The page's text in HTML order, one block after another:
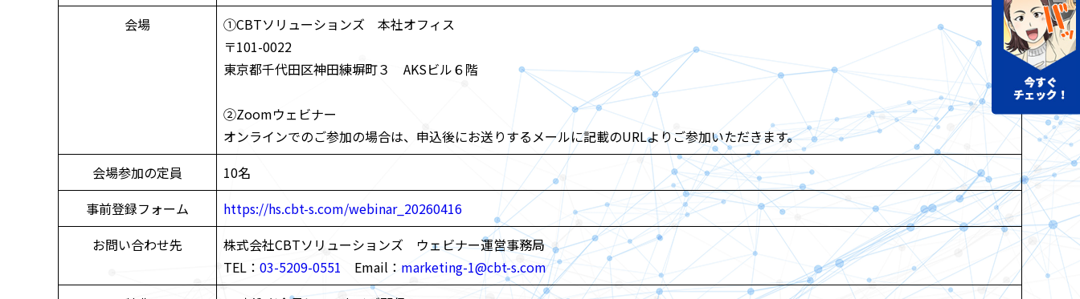
会場
①CBTソリューションズ 本社オフィス
〒101-0022
東京都千代田区神田練塀町３ AKSビル６階
②Zoomウェビナー
オンラインでのご参加の場合は、申込後にお送りするメールに記載のURLよりご参加いただきます。
会場参加の定員
10名
事前登録フォーム
https://hs.cbt-s.com/webinar_20260416
お問い合わせ先
株式会社CBTソリューションズ ウェビナー運営事務局
TEL： 03-5209-0551 Email： marketing-1@cbt-s.com